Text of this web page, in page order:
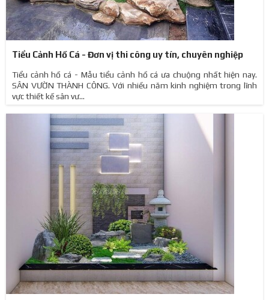
Tiểu Cảnh Hồ Cá - Đơn vị thi công uy tín, chuyên nghiệp
Tiểu cảnh hồ cá - Mẫu tiểu cảnh hồ cá ưa chuộng nhất hiện nay.
SÂN VƯỜN THÀNH CÔNG. Với nhiều năm kinh nghiệm trong lĩnh
vực thiết kế sân vư...